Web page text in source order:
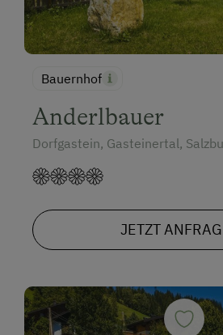
Bauernhof
Anderlbauer
Dorfgastein, Gasteinertal,
JETZT